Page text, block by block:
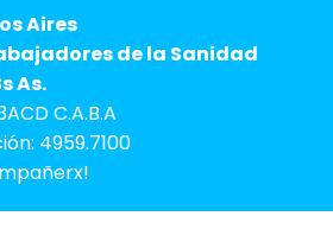
Aires
de la Sanidad
As.
C.A.B.A
4959.7100